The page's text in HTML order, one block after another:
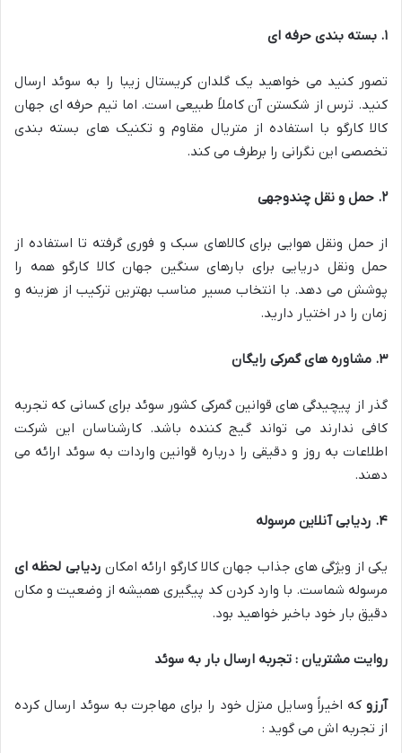
۱. بسته بندی حرفه ای
تصور کنید می خواهید یک گلدان کریستال زیبا را به سوئد ارسال
کنید. ترس از شکستن آن کاملاً طبیعی است. اما تیم حرفه ای جهان
کالا کارگو با استفاده از متریال مقاوم و تکنیک های بسته بندی
تخصصی این نگرانی را برطرف می کند.
۲. حمل و نقل چندوجهی
از حمل ونقل هوایی برای کالاهای سبک و فوری گرفته تا استفاده از
حمل ونقل دریایی برای بارهای سنگین جهان کالا کارگو همه را
پوشش می دهد. با انتخاب مسیر مناسب بهترین ترکیب از هزینه و
زمان را در اختیار دارید.
۳. مشاوره های گمرکی رایگان
گذر از پیچیدگی های قوانین گمرکی کشور سوئد برای کسانی که تجربه
کافی ندارند می تواند گیج کننده باشد. کارشناسان این شرکت
اطلاعات به روز و دقیقی را درباره قوانین واردات به سوئد ارائه می
دهند.
۴. ردیابی آنلاین مرسوله
یکی از ویژگی های جذاب جهان کالا کارگو ارائه امکان ردیابی لحظه ای
مرسوله شماست. با وارد کردن کد پیگیری همیشه از وضعیت و مکان
دقیق بار خود باخبر خواهید بود.
روایت مشتریان : تجربه ارسال بار به سوئد
آرزو که اخیراً وسایل منزل خود را برای مهاجرت به سوئد ارسال کرده
از تجربه اش می گوید :